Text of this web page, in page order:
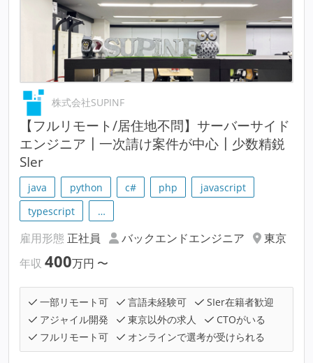
株式会社SUPINF
【フルリモート/居住地不問】サーバーサイド
エンジニア┃一次請け案件が中心┃少数精鋭
SIer
java python c# php
javascript
typescript
…
雇用形態 正社員 バックエンドエンジニア
東京
年収 400万円 〜
一部リモート可 言語未経験可
SIer在籍者歓迎
アジャイル開発
東京以外の求人
CTOがいる
フルリモート可
オンラインで選考が受けられる